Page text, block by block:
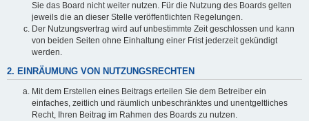
Sie das Board nicht weiter nutzen. Für die Nutzung des Boards gelten
jeweils die an dieser Stelle veröffentlichten Regelungen.
Der Nutzungsvertrag wird auf unbestimmte Zeit geschlossen und kann
von beiden Seiten ohne Einhaltung einer Frist jederzeit gekündigt
werden.
2. EINRÄUMUNG VON NUTZUNGSRECHTEN
Mit dem Erstellen eines Beitrags erteilen Sie dem Betreiber ein
einfaches, zeitlich und räumlich unbeschränktes und unentgeltliches
Recht, Ihren Beitrag im Rahmen des Boards zu nutzen.